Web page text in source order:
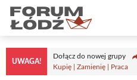
Przejdź
treści
UWAGA!
Dołącz do nowej grupy
Kupię | Zamienię | Praca